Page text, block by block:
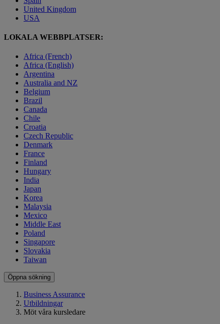
United Kingdom
USA
LOKALA WEBBPLATSER:
Africa (French)
Africa (English)
Argentina
Australia and NZ
Belgium
Brazil
Canada
Chile
Croatia
Czech Republic
Denmark
France
Finland
Hungary
India
Japan
Korea
Malaysia
Mexico
Middle East
Poland
Singapore
Slovakia
Taiwan
Öppna sökning
Business Assurance
Utbildningar
Möt våra kursledare